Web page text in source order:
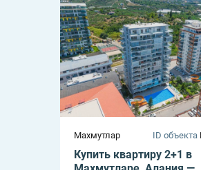
Махмутлар ID объекта
Купить квартиру 2+1 в